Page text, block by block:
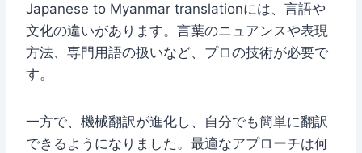
Japanese to Myanmar translationには、言語や
文化の違いがあります。言葉のニュアンスや表現
方法、専門用語の扱いなど、プロの技術が必要で
す。
一方で、機械翻訳が進化し、自分でも簡単に翻訳
できるようになりました。最適なアプローチは何